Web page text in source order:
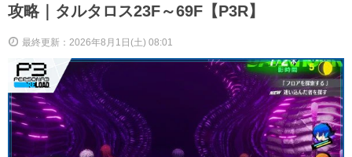
攻略｜タルタロス23F～69F【P3R】
最終更新：2026年8月1日(土) 08:01